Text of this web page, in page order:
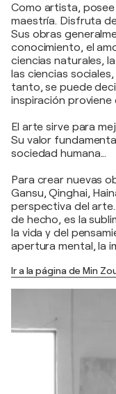
Como artista, posee
maestría. Disfruta
Sus obras
conocimiento, el
ciencias naturales,
las ciencias
tanto, se puede
inspiración proviene
El arte sirve para
Su valor
sociedad humana...
Para crear nuevas
Gansu, Qinghai,
perspectiva del
de hecho, es la
la vida y del
apertura mental, la
Ir a la página de Min